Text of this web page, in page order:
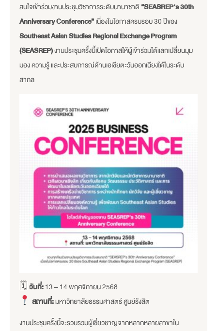
สนใจเข้าร่วมงานประชุมวิชาการระดับนานาชาติ “SEASREP’s 30th
Anniversary Conference”เนื่องในโอกาสครบรอบ 30 ปีของ
Southeast Asian Studies Regional Exchange Program
(SEASREP)งานประชุมครั้งนี้เปิดโอกาสให้ผู้เข้าร่วมได้แลกเปลี่ยนมุม
มอง ความรู้ และประสบการณ์ด้านเอเชียตะวันออกเฉียงใต้ในระดับ
สากล
🗓 วันที่:13 – 14 พฤศจิกายน 2568
สถานที่:มหาวิทยาลัยธรรมศาสตร์ ศูนย์รังสิต
งานประชุมครั้งนี้จะรวบรวมผู้เชี่ยวชาญจากหลากหลายสาขาใน